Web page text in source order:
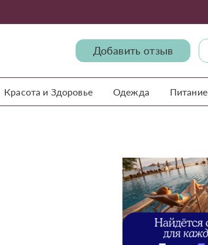
Добавить отзыв
Красота и Здоровье Одежда Питание